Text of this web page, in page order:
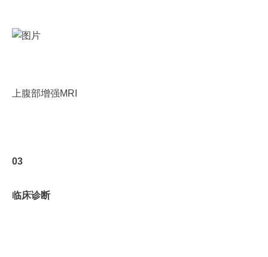
上腹部增强MRI
03
临床诊断